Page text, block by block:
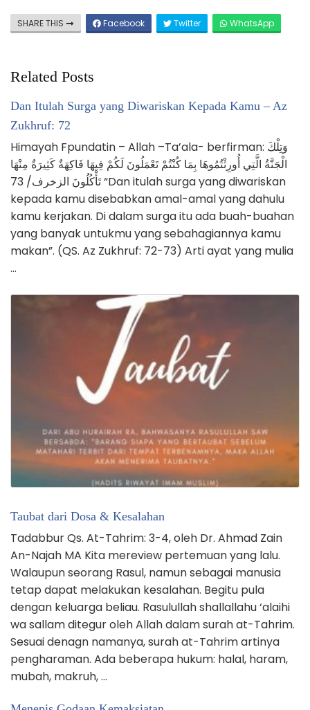
SHARE THIS Facebook Twitter WhatsApp
Related Posts
Dan Itulah Surga yang Diwariskan Kepada Kamu – Az
Zukhruf: 72
Himayah Fpundatin – Allah –Ta’ala- berfirman: وَتِلْكَ
الْجَنَّةُ الَّتِي أُورِثْتُمُوهَا بِمَا كُنْتُمْ تَعْمَلُونَ لَكُمْ فِيهَا فَاكِهَةٌ كَثِيرَةٌ مِنْهَا
تَأْكُلُونَ الزخرف/ 73 “Dan itulah surga yang diwariskan
kepada kamu disebabkan amal-amal yang dahulu
kamu kerjakan. Di dalam surga itu ada buah-buahan
yang banyak untukmu yang sebahagiannya kamu
makan”. (QS. Az Zukhruf: 72-73) Arti ayat yang mulia
…
Taubat dari Dosa & Kesalahan
Tadabbur Qs. At-Tahrim: 3-4, oleh Dr. Ahmad Zain
An-Najah MA Kita mereview pertemuan yang lalu.
Walaupun seorang Rasul, namun sebagai manusia
tetap dapat melakukan kesalahan. Begitu pula
dengan keluarga beliau. Rasulullah shallallahu ‘alaihi
wa sallam ditegur oleh Allah dalam surah at-Tahrim.
Sesuai denagn namanya, surah at-Tahrim artinya
pengharaman. Ada beberapa hukum: halal, haram,
mubah, makruh, …